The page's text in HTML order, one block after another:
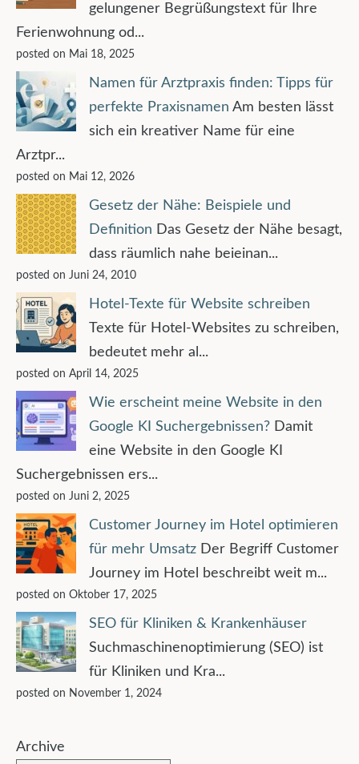
gelungener Begrüßungstext für Ihre
Ferienwohnung od...
posted on Mai 18, 2025
Namen für Arztpraxis finden: Tipps für
perfekte Praxisnamen Am besten lässt
sich ein kreativer Name für eine
Arztpr...
posted on Mai 12, 2026
Gesetz der Nähe: Beispiele und
Definition Das Gesetz der Nähe besagt,
dass räumlich nahe beieinan...
posted on Juni 24, 2010
Hotel-Texte für Website schreiben
Texte für Hotel-Websites zu schreiben,
bedeutet mehr al...
posted on April 14, 2025
Wie erscheint meine Website in den
Google KI Suchergebnissen? Damit
eine Website in den Google KI
Suchergebnissen ers...
posted on Juni 2, 2025
Customer Journey im Hotel optimieren
für mehr Umsatz Der Begriff Customer
Journey im Hotel beschreibt weit m...
posted on Oktober 17, 2025
SEO für Kliniken & Krankenhäuser
Suchmaschinenoptimierung (SEO) ist
für Kliniken und Kra...
posted on November 1, 2024
Archive